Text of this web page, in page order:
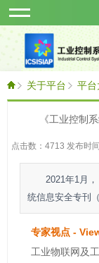
关于平台 平台
《工业控制
点击数：4713 发布时
2021年1月
统信息安全专刊
专家视点 -
工业物联网及